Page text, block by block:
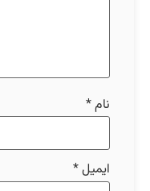
نام*
ایمیل*